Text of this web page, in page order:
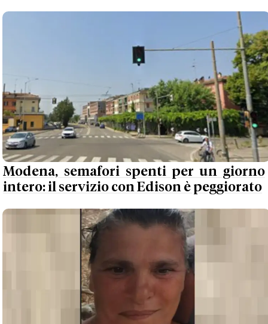
Modena, semafori spenti per un giorno
intero: il servizio con Edison è peggiorato